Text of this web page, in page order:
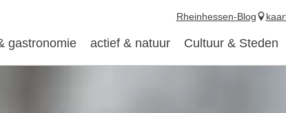
gastronomie actief & natuur Cultuur & Steden
Rheinhessen-Blog